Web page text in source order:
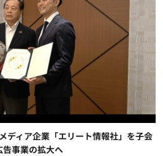
ディア企業「エリート情報社」を子会
事業の拡大へ